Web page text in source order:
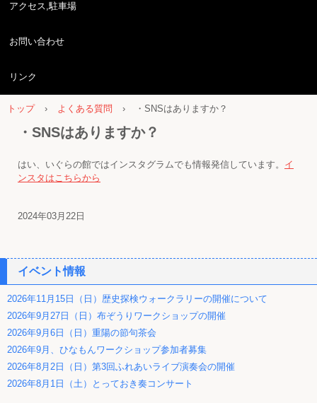
アクセス,駐車場
お問い合わせ
リンク
トップ › よくある質問 › ・SNSはありますか？
・SNSはありますか？
はい、いぐらの館ではインスタグラムでも情報発信しています。 イ
ンスタはこちらから
2024年03月22日
イベント情報
2026年11月15日（日）歴史探検ウォークラリーの開催について
2026年9月27日（日）布ぞうりワークショップの開催
2026年9月6日（日）重陽の節句茶会
2026年9月、ひなもんワークショップ参加者募集
2026年8月2日（日）第3回ふれあいライブ演奏会の開催
2026年8月1日（土）とっておき奏コンサート